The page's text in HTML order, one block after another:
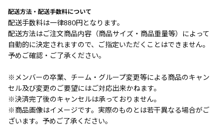
配送方法・配送手数料について
配送手数料は一律880円となります。
配送方法はご注文商品内容（商品サイズ・商品重量等）によって
自動的に決定されますので、ご指定いただくことはできません。
予めご確認・ご了承ください。
※メンバーの卒業、チーム・グループ変更等による商品のキャン
セル及び変更のご要望にはご対応出来かねます。
※決済完了後のキャンセルは承っておりません。
※商品画像はイメージです。実際のものとは若干異なる場合がご
ざいます。予めご了承ください。